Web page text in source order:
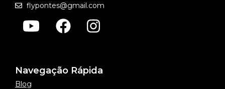
flypontes@gmail.com
Navegação Rápida
Blog